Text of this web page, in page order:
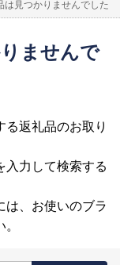
は見つかりませんでした
ませんで
返礼品のお取り
入力して検索する
は、お使いのブラ